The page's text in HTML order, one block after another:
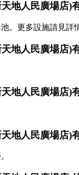
地人民廣場店)
。更多設施請見詳
地人民廣場店)
地人民廣場店)
地人民廣場店)